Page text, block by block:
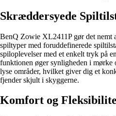
Skræddersyede
BenQ Zowie XL2411P gør det nemt
spiltyper med foruddefinerede
spiloplevelser med et enkelt tryk på
funktionen øger synligheden i mørke
lyse områder, hvilket giver dig et
fjender skjult i skyggerne.
Komfort og